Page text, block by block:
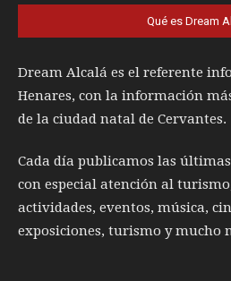
Qué es Dream
Dream Alcalá es el referente
Henares, con la información
de la ciudad natal de Cervantes.
Cada día publicamos las
con especial atención al
actividades, eventos, música,
exposiciones, turismo y mucho